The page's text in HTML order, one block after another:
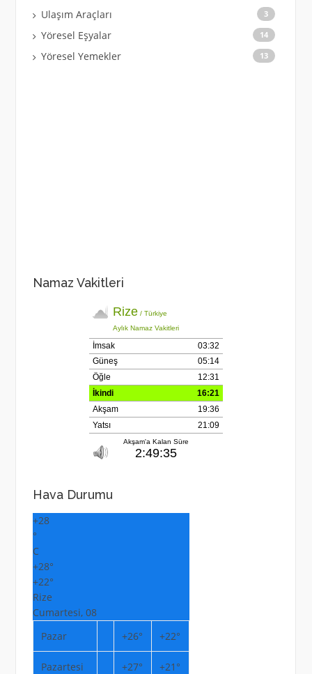
Ulaşım Araçları 3
Yöresel Eşyalar 14
Yöresel Yemekler 13
Namaz Vakitleri
Hava Durumu
+28
°
C
+28°
+22°
Rize
Cumartesi, 08
Pazar
+26° +22°
Pazartesi +27° +21°